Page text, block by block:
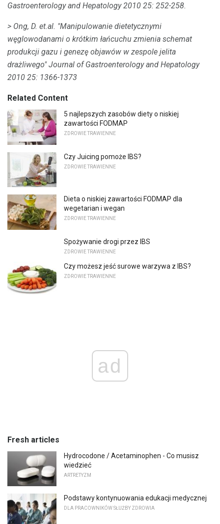
Gastroenterology and Hepatology2010 25: 252-258.
> Ong, D. et.al. "Manipulowanie dietetycznymi
węglowodanami o krótkim łańcuchu zmienia schemat
produkcji gazu i genezę objawów w zespole jelita
drażliwego"Journal of Gastroenterology and Hepatology
2010 25: 1366-1373
Related Content
5 najlepszych zasobów diety o niskiej
zawartości FODMAP
ZDROWIE TRAWIENNE
Czy Juicing pomoże IBS?
ZDROWIE TRAWIENNE
Dieta o niskiej zawartości FODMAP dla
wegetarian i wegan
ZDROWIE TRAWIENNE
Spożywanie drogi przez IBS
ZDROWIE TRAWIENNE
Czy możesz jeść surowe warzywa z IBS?
ZDROWIE TRAWIENNE
ad
Fresh articles
Hydrocodone / Acetaminophen - Co musisz
wiedzieć
ARTRETYZM
Podstawy kontynuowania edukacji medycznej
DLA PRACOWNIKÓW SŁUŻBY ZDROWIA